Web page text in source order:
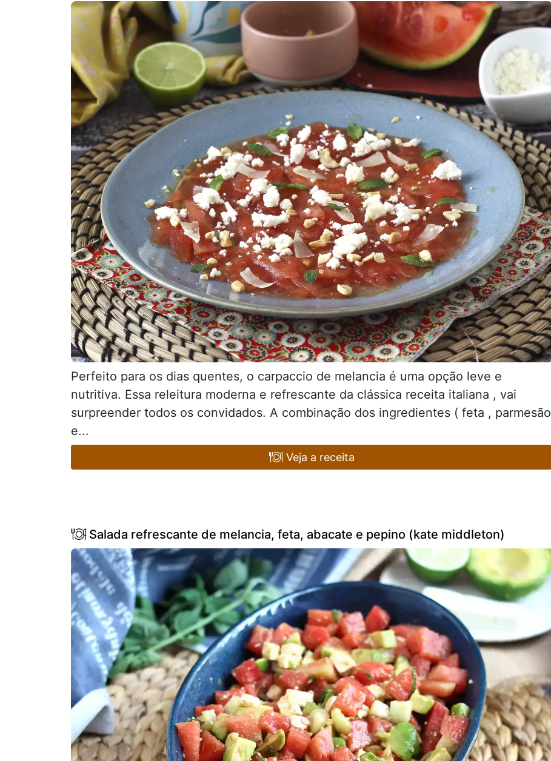
Perfeito para os dias quentes, o carpaccio de melancia é uma opção leve e
nutritiva. Essa releitura moderna e refrescante da clássica receita italiana , vai
surpreender todos os convidados. A combinação dos ingredientes ( feta , parmesão
e...
Veja a receita
Salada refrescante de melancia, feta, abacate e pepino (kate middleton)